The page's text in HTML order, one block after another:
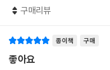
구매리뷰
종이책 구매
좋아요